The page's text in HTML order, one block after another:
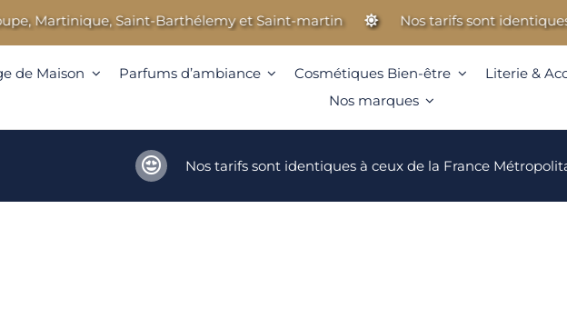
Martinique, Saint-Barthélemy et Saint-martin Nos tarifs sont identiques à
de Maison Parfums d’ambiance Cosmétiques Bien-être
Literie &
Nos marques
Nos tarifs sont identiques à ceux de la France